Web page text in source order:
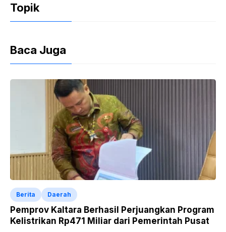
o
k
Topik
Baca Juga
Berita Daerah
Pemprov Kaltara Berhasil Perjuangkan Program
Kelistrikan Rp471 Miliar dari Pemerintah Pusat